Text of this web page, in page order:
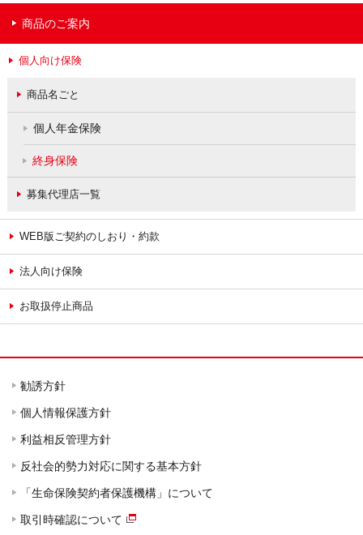
商品のご案内
個人向け保険
商品名ごと
個人年金保険
終身保険
募集代理店一覧
WEB版ご契約のしおり・約款
法人向け保険
お取扱停止商品
勧誘方針
個人情報保護方針
利益相反管理方針
反社会的勢力対応に関する基本方針
「生命保険契約者保護機構」について
取引時確認について